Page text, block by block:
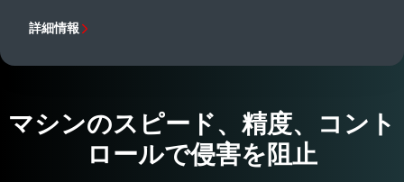
詳細情報
マシンのスピード、精度、コント
ロールで侵害を阻止